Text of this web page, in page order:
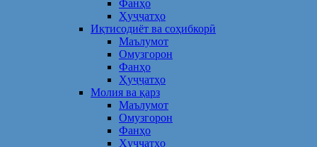
Фанҳо
Ҳуҷҷатҳо
Иқтисодиёт ва соҳибкорӣ
Маълумот
Омузгорон
Фанҳо
Ҳуҷҷатҳо
Молия ва қарз
Маълумот
Омузгорон
Фанҳо
Ҳуҷҷатҳо